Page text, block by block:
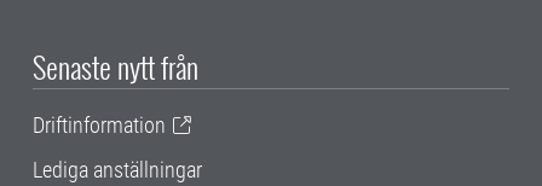
Senaste nytt från
Driftinformation
Lediga anställningar